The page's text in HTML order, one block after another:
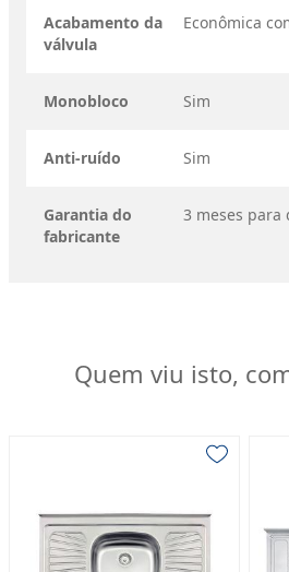
Acabamento da
válvula
Econômica
Monobloco Sim
Anti-ruído Sim
Garantia do
fabricante
3 meses para
Quem viu isto,